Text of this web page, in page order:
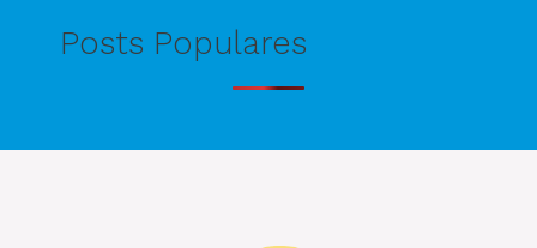
Posts Populares